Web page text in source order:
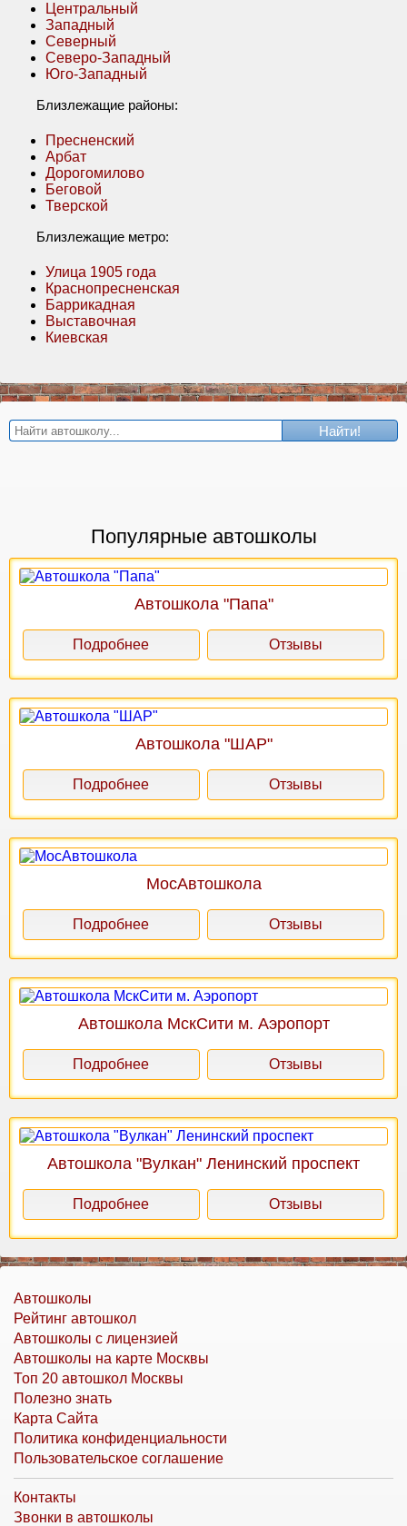
Центральный
Западный
Северный
Северо-Западный
Юго-Западный
Близлежащие районы:
Пресненский
Арбат
Дорогомилово
Беговой
Тверской
Близлежащие метро:
Улица 1905 года
Краснопресненская
Баррикадная
Выставочная
Киевская
Найти!
Популярные автошколы
Автошкола "Папа"
Подробнее Отзывы
Автошкола "ШАР"
Подробнее Отзывы
МосАвтошкола
Подробнее Отзывы
Автошкола МскСити м. Аэропорт
Подробнее Отзывы
Автошкола "Вулкан" Ленинский проспект
Подробнее Отзывы
Автошколы
Рейтинг автошкол
Автошколы с лицензией
Автошколы на карте Москвы
Топ 20 автошкол Москвы
Полезно знать
Карта Сайта
Политика конфиденциальности
Пользовательское соглашение
Контакты
Звонки в автошколы